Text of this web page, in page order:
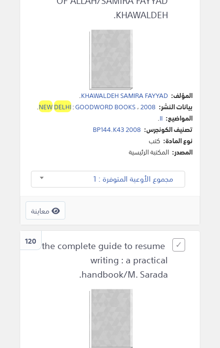
KHAWALDEH.
المؤلف: KHAWALDEH SAMIRA FAYYAD
.
بيانات النشر:
NEWDELHI:GOODWORD BOOKS،2008
.
المواضيع: II
.
تصنيف الكونجرس: BP144.K43 2008
نوع المادة: كتب
المصدر: المكتبة الرئيسية
مجموع الأوعية المتوفرة : 1
معاينة
120 the complete guide to resume
writing : a practical
handbook/M. Sarada.